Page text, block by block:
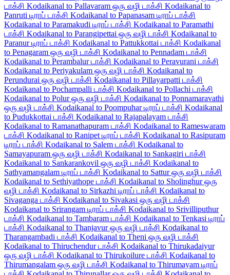
டாக்சி Kodaikanal to Pallavaram ஒரு வழி டாக்சி Kodaikanal to
Panruti டிராப் டாக்சி Kodaikanal to Papanasam டிராப் டாக்சி
Kodaikanal to Paramakudi டிராப் டாக்சி Kodaikanal to Paramathi
டாக்சி Kodaikanal to Parangipettai ஒரு வழி டாக்சி Kodaikanal to
Paranur டிராப் டாக்சி Kodaikanal to Pattukkottai டாக்சி Kodaikanal
to Penagaram ஒரு வழி டாக்சி Kodaikanal to Pennadam டாக்சி
Kodaikanal to Perambalur டாக்சி Kodaikanal to Peravurani டாக்சி
Kodaikanal to Periyakulam ஒரு வழி டாக்சி Kodaikanal to
Perundurai ஒரு வழி டாக்சி Kodaikanal to Pillayarpatti டாக்சி
Kodaikanal to Pochampalli டாக்சி Kodaikanal to Pollachi டாக்சி
Kodaikanal to Polur ஒரு வழி டாக்சி Kodaikanal to Ponnamaravathi
ஒரு வழி டாக்சி Kodaikanal to Poompuhar டிராப் டாக்சி Kodaikanal
to Pudukkottai டாக்சி Kodaikanal to Rajapalayam டாக்சி
Kodaikanal to Ramanathapuram டாக்சி Kodaikanal to Rameswaram
டாக்சி Kodaikanal to Ranipet டிராப் டாக்சி Kodaikanal to Rasipuram
டிராப் டாக்சி Kodaikanal to Salem டாக்சி Kodaikanal to
Samayapuram ஒரு வழி டாக்சி Kodaikanal to Sankagiri டாக்சி
Kodaikanal to Sankarankovil ஒரு வழி டாக்சி Kodaikanal to
Sathyamangalam டிராப் டாக்சி Kodaikanal to Sattur ஒரு வழி டாக்சி
Kodaikanal to Sethiyathope டாக்சி Kodaikanal to Sholinghur ஒரு
வழி டாக்சி Kodaikanal to Sirkazhi டிராப் டாக்சி Kodaikanal to
Sivaganga டாக்சி Kodaikanal to Sivakasi ஒரு வழி டாக்சி
Kodaikanal to Srirangam டிராப் டாக்சி Kodaikanal to Srivilliputhur
டாக்சி Kodaikanal to Tambaram டாக்சி Kodaikanal to Tenkasi டிராப்
டாக்சி Kodaikanal to Thanjavur ஒரு வழி டாக்சி Kodaikanal to
Tharangambadi டாக்சி Kodaikanal to Theni ஒரு வழி டாக்சி
Kodaikanal to Thiruchendur டாக்சி Kodaikanal to Thirukadaiyur
ஒரு வழி டாக்சி Kodaikanal to Thirukoilure டாக்சி Kodaikanal to
Thirumangalam ஒரு வழி டாக்சி Kodaikanal to Thirumayam டிராப்